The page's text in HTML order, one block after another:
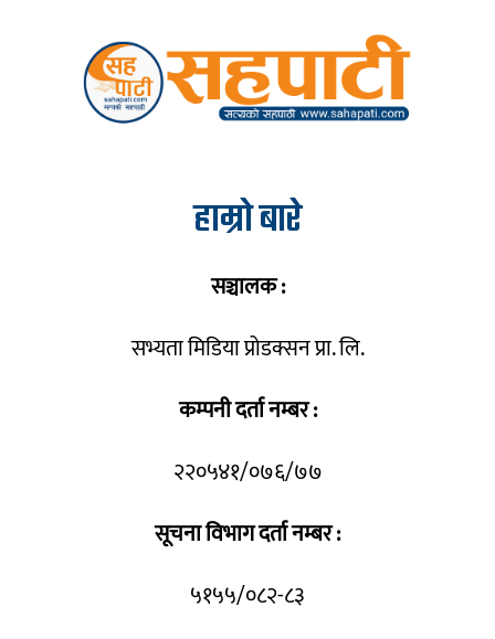
हाम्रो बारे
सञ्चालक :
सभ्यता मिडिया प्रोडक्सन प्रा. लि.
कम्पनी दर्ता नम्बर :
२२०५४१/०७६/७७
सूचना विभाग दर्ता नम्बर :
५१५५/०८२-८३